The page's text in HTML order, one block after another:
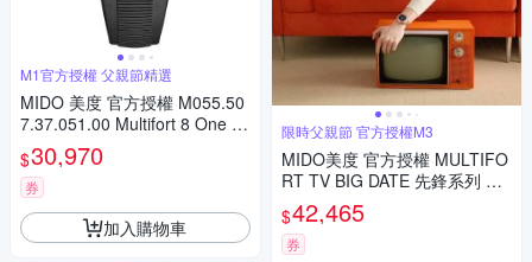
M1官方授權 父親節精選
MIDO 美度 官方授權 M055.50
7.37.051.00 Multifort 8 One Cr
own 先鋒系列 幾何八角機械錶
寵爸時刻 送禮推薦-黑 M05550
73705100
$30,970
券
加入購物車
限時父親節 官方授權M3
MIDO美度 官方授權 MULTIFO
RT TV BIG DATE 先鋒系列 李
鍾碩配戴款 TV大日期窗 機械腕
錶 父親節 禮物 推薦 40mm/M0
495263304100
$42,465
券